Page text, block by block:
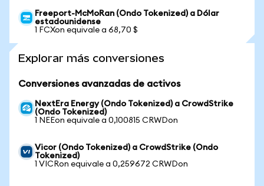
Freeport-McMoRan (Ondo Tokenized) a Dólar
estadounidense
1 FCXon equivale a 68,70 $
Explorar más conversiones
Conversiones avanzadas de activos
NextEra Energy (Ondo Tokenized) a CrowdStrike
(Ondo Tokenized)
1 NEEon equivale a 0,100815 CRWDon
Vicor (Ondo Tokenized) a CrowdStrike (Ondo
Tokenized)
1 VICRon equivale a 0,259672 CRWDon